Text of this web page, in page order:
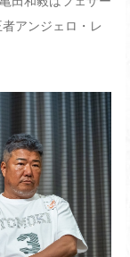
アンジェロ・レ